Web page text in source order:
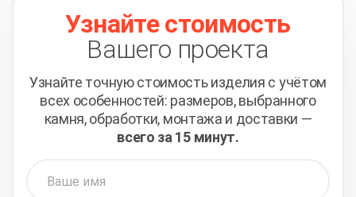
Узнайте стоимость
Вашего проекта
Узнайте точную стоимость изделия с учётом
всех особенностей: размеров, выбранного
камня, обработки, монтажа и доставки —
всего за 15 минут.